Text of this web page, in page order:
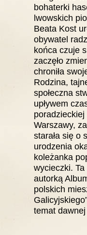
bohaterki
lwowskich
Beata Kost
obywatel
końca czuje
zaczęło
chroniła
Rodzina,
społeczna
upływem
Warszawy,
starała się o
urodzenia
koleżanka
wycieczki.
autorką
polskich
temat